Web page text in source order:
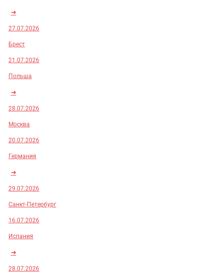
➜
27.07.2026
Брест
21.07.2026
Польша
➜
28.07.2026
Москва
20.07.2026
Германия
➜
29.07.2026
Санкт-Петербург
16.07.2026
Испания
➜
28.07.2026